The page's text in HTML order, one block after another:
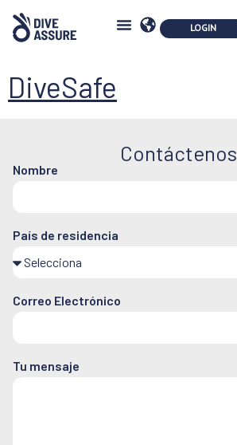
DiveSafe
Contáctenos
Nombre
País de residencia
Correo Electrónico
Tu mensaje